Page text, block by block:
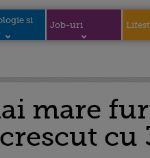
si
Job-uri
mare
cu